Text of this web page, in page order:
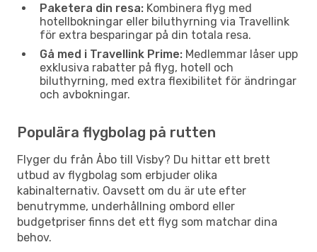
Paketera din resa: Kombinera flyg med
hotellbokningar eller biluthyrning via Travellink
för extra besparingar på din totala resa.
Gå med i Travellink Prime: Medlemmar låser upp
exklusiva rabatter på flyg, hotell och
biluthyrning, med extra flexibilitet för ändringar
och avbokningar.
Populära flygbolag på rutten
Flyger du från Åbo till Visby? Du hittar ett brett
utbud av flygbolag som erbjuder olika
kabinalternativ. Oavsett om du är ute efter
benutrymme, underhållning ombord eller
budgetpriser finns det ett flyg som matchar dina
behov.